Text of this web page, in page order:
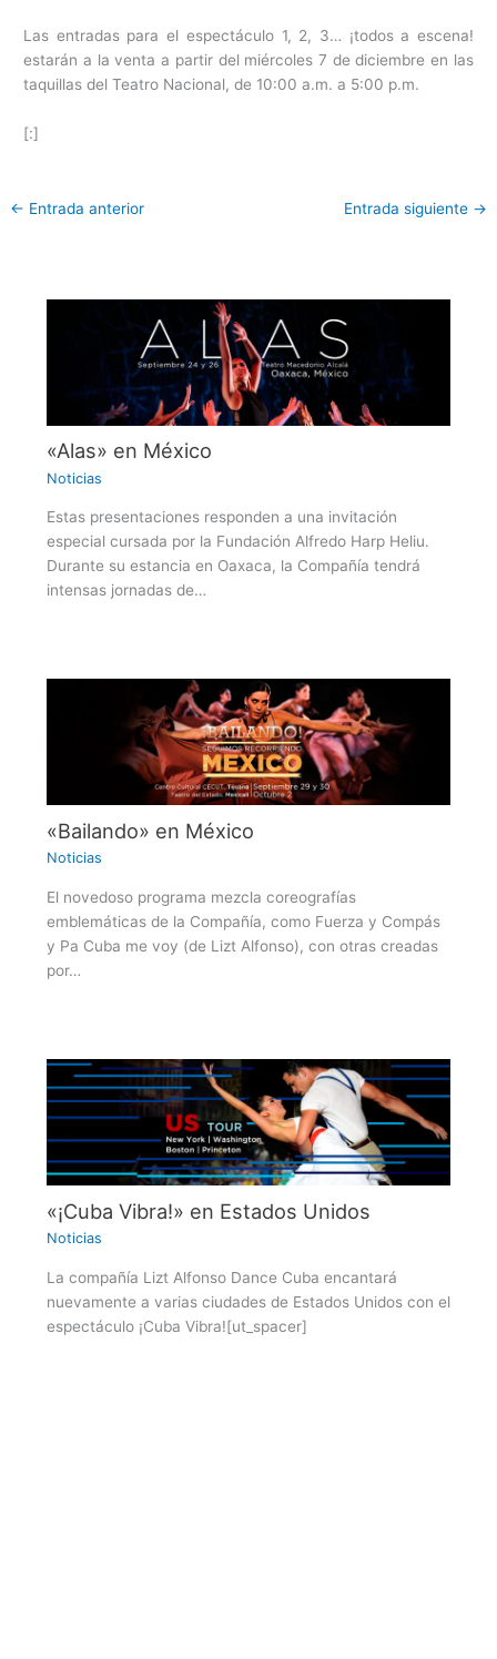
Las entradas para el espectáculo 1, 2, 3… ¡todos a escena!
estarán a la venta a partir del miércoles 7 de diciembre en las
taquillas del Teatro Nacional, de 10:00 a.m. a 5:00 p.m.
[:]
← Entrada anterior Entrada siguiente →
«Alas» en México
Noticias
Estas presentaciones responden a una invitación
especial cursada por la Fundación Alfredo Harp Heliu.
Durante su estancia en Oaxaca, la Compañía tendrá
intensas jornadas de…
«Bailando» en México
Noticias
El novedoso programa mezcla coreografías
emblemáticas de la Compañía, como Fuerza y Compás
y Pa Cuba me voy (de Lizt Alfonso), con otras creadas
por…
«¡Cuba Vibra!» en Estados Unidos
Noticias
La compañía Lizt Alfonso Dance Cuba encantará
nuevamente a varias ciudades de Estados Unidos con el
espectáculo ¡Cuba Vibra![ut_spacer]